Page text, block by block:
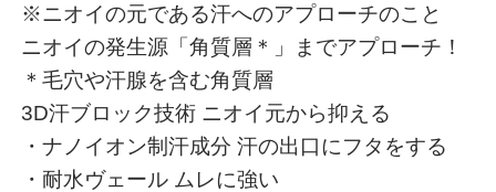
※ニオイの元である汗へのアプローチのこと
ニオイの発生源「角質層＊」までアプローチ！
＊毛穴や汗腺を含む角質層
3D汗ブロック技術 ニオイ元から抑える
・ナノイオン制汗成分 汗の出口にフタをする
・耐水ヴェール ムレに強い